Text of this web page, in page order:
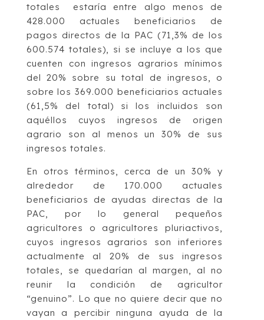
totales estaría entre algo menos de
428.000 actuales beneficiarios de
pagos directos de la PAC (71,3% de los
600.574 totales), si se incluye a los que
cuenten con ingresos agrarios mínimos
del 20% sobre su total de ingresos, o
sobre los 369.000 beneficiarios actuales
(61,5% del total) si los incluidos son
aquéllos cuyos ingresos de origen
agrario son al menos un 30% de sus
ingresos totales.
En otros términos, cerca de un 30% y
alrededor de 170.000 actuales
beneficiarios de ayudas directas de la
PAC, por lo general pequeños
agricultores o agricultores pluriactivos,
cuyos ingresos agrarios son inferiores
actualmente al 20% de sus ingresos
totales, se quedarían al margen, al no
reunir la condición de agricultor
“genuino”. Lo que no quiere decir que no
vayan a percibir ninguna ayuda de la